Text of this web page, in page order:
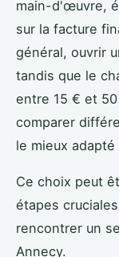
main-d'œuvre,
sur la facture
général, ouvrir
tandis que le
entre 15 € et
comparer
le mieux
Ce choix peut
étapes
rencontrer un
Annecy.